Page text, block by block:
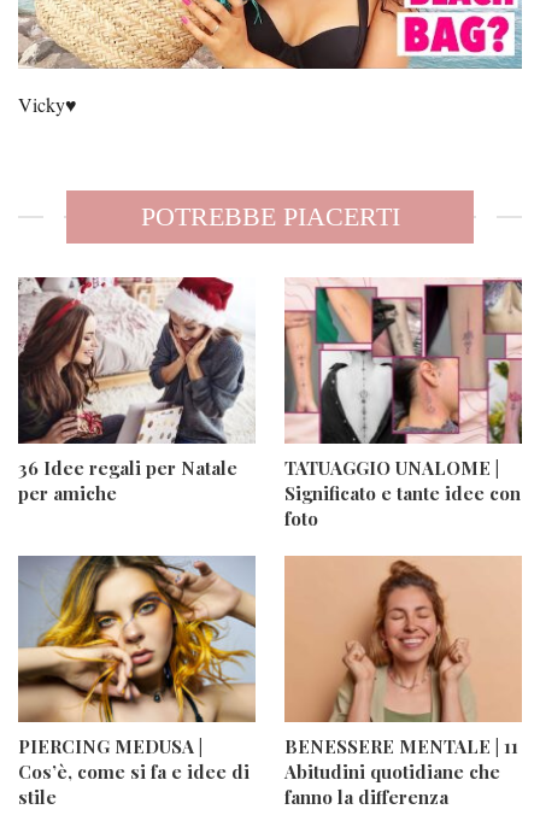
Vicky♥️
POTREBBE PIACERTI
36 Idee regali per Natale
per amiche
TATUAGGIO UNALOME |
Significato e tante idee con
foto
PIERCING MEDUSA |
Cos’è, come si fa e idee di
stile
BENESSERE MENTALE | 11
Abitudini quotidiane che
fanno la differenza